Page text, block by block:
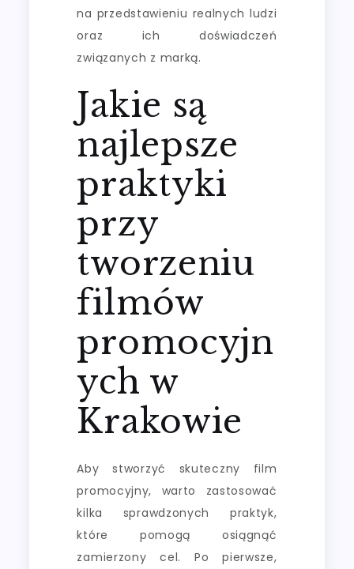
na przedstawieniu realnych ludzi
oraz ich doświadczeń
związanych z marką.
Jakie są
najlepsze
praktyki
przy
tworzeniu
filmów
promocyjn
ych w
Krakowie
Aby stworzyć skuteczny film
promocyjny, warto zastosować
kilka sprawdzonych praktyk,
które pomogą osiągnąć
zamierzony cel. Po pierwsze,